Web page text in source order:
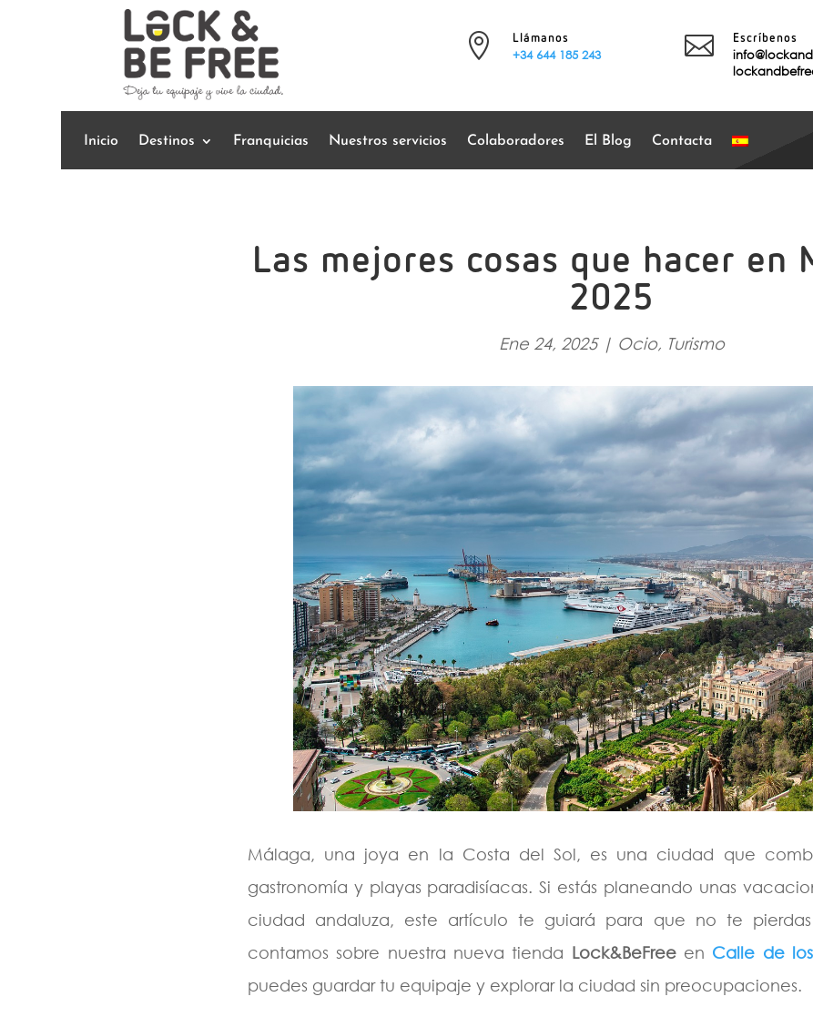
 Llámanos
+34 644 185 243  Escríbenos
Inicio Destinos Franquicias Nuestros servicios Colaboradores El Blog Contacta
Las mejores cosas que hacer en
2025
Ene 24, 2025| Ocio, Turismo
Málaga, una joya en la Costa del Sol, es una ciudad que
gastronomía y playas paradisíacas. Si estás planeando unas
ciudad andaluza, este artículo te guiará para que no te
contamos sobre nuestra nueva tienda Lock&BeFreeen Calle de
puedes guardar tu equipaje y explorar la ciudad sin preocupaciones.